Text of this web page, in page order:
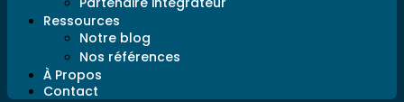
Ressources
Notre blog
Nos références
À Propos
Contact